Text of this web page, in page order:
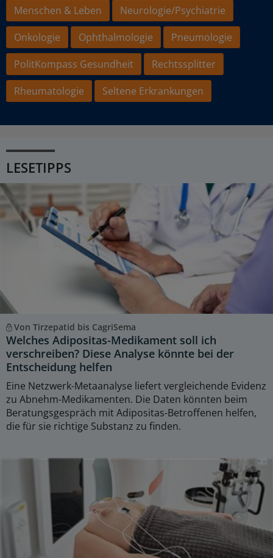
Menschen & Leben
Neurologie/Psychiatrie
Onkologie
Ophthalmologie
Pneumologie
PolitKompass Gesundheit
Rechtssplitter
Rheumatologie
Seltene Erkrankungen
LESETIPPS
Von Tirzepatid bis CagriSema
Welches Adipositas-Medikament soll ich
verschreiben? Diese Analyse könnte bei der
Entscheidung helfen
Eine Netzwerk-Metaanalyse liefert vergleichende Evidenz
zu Abnehm-Medikamenten. Die Daten könnten beim
Beratungsgespräch mit Adipositas-Betroffenen helfen,
die für sie richtige Substanz zu finden.